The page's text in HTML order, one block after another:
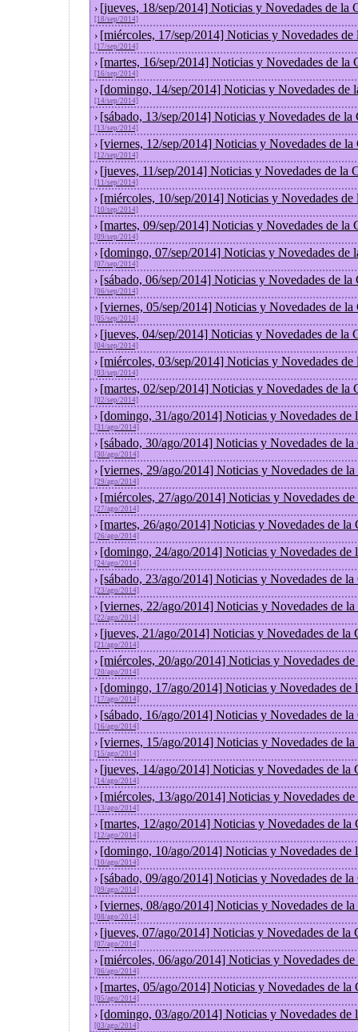
› [jueves, 18/sep/2014] Noticias y Novedades de la
[18/sep/2014]
› [miércoles, 17/sep/2014] Noticias y Novedades de
[17/sep/2014]
› [martes, 16/sep/2014] Noticias y Novedades de la
[16/sep/2014]
› [domingo, 14/sep/2014] Noticias y Novedades de
[14/sep/2014]
› [sábado, 13/sep/2014] Noticias y Novedades de la
[13/sep/2014]
› [viernes, 12/sep/2014] Noticias y Novedades de la
[12/sep/2014]
› [jueves, 11/sep/2014] Noticias y Novedades de la
[11/sep/2014]
› [miércoles, 10/sep/2014] Noticias y Novedades de
[10/sep/2014]
› [martes, 09/sep/2014] Noticias y Novedades de la
[09/sep/2014]
› [domingo, 07/sep/2014] Noticias y Novedades de
[07/sep/2014]
› [sábado, 06/sep/2014] Noticias y Novedades de la
[06/sep/2014]
› [viernes, 05/sep/2014] Noticias y Novedades de la
[05/sep/2014]
› [jueves, 04/sep/2014] Noticias y Novedades de la
[04/sep/2014]
› [miércoles, 03/sep/2014] Noticias y Novedades de
[03/sep/2014]
› [martes, 02/sep/2014] Noticias y Novedades de la
[02/sep/2014]
› [domingo, 31/ago/2014] Noticias y Novedades de
[31/ago/2014]
› [sábado, 30/ago/2014] Noticias y Novedades de
[30/ago/2014]
› [viernes, 29/ago/2014] Noticias y Novedades de
[29/ago/2014]
› [miércoles, 27/ago/2014] Noticias y Novedades
[27/ago/2014]
› [martes, 26/ago/2014] Noticias y Novedades de la
[26/ago/2014]
› [domingo, 24/ago/2014] Noticias y Novedades de
[24/ago/2014]
› [sábado, 23/ago/2014] Noticias y Novedades de
[23/ago/2014]
› [viernes, 22/ago/2014] Noticias y Novedades de
[22/ago/2014]
› [jueves, 21/ago/2014] Noticias y Novedades de la
[21/ago/2014]
› [miércoles, 20/ago/2014] Noticias y Novedades
[20/ago/2014]
› [domingo, 17/ago/2014] Noticias y Novedades de
[17/ago/2014]
› [sábado, 16/ago/2014] Noticias y Novedades de
[16/ago/2014]
› [viernes, 15/ago/2014] Noticias y Novedades de
[15/ago/2014]
› [jueves, 14/ago/2014] Noticias y Novedades de la
[14/ago/2014]
› [miércoles, 13/ago/2014] Noticias y Novedades
[13/ago/2014]
› [martes, 12/ago/2014] Noticias y Novedades de la
[12/ago/2014]
› [domingo, 10/ago/2014] Noticias y Novedades de
[10/ago/2014]
› [sábado, 09/ago/2014] Noticias y Novedades de
[09/ago/2014]
› [viernes, 08/ago/2014] Noticias y Novedades de
[08/ago/2014]
› [jueves, 07/ago/2014] Noticias y Novedades de la
[07/ago/2014]
› [miércoles, 06/ago/2014] Noticias y Novedades
[06/ago/2014]
› [martes, 05/ago/2014] Noticias y Novedades de la
[05/ago/2014]
› [domingo, 03/ago/2014] Noticias y Novedades de
[03/ago/2014]